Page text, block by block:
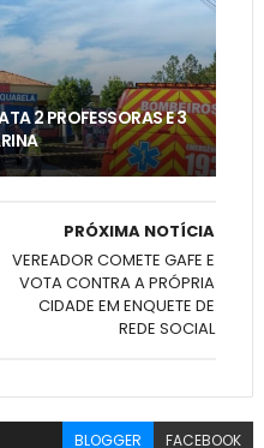
2 PROFESSORAS E 3
PRÓXIMA NOTÍCIA
VEREADOR COMETE GAFE E
VOTA CONTRA A PRÓPRIA
CIDADE EM ENQUETE DE
REDE SOCIAL
BLOGGER FACEBOOK